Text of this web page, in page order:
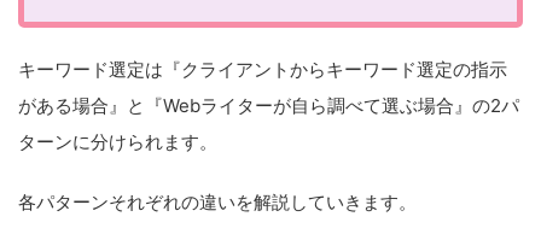
キーワード選定は『クライアントからキーワード選定の指示
がある場合』と『Webライターが自ら調べて選ぶ場合』の2パ
ターンに分けられます。
各パターンそれぞれの違いを解説していきます。